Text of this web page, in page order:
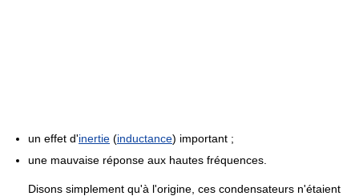
un effet d'inertie (inductance) important ;
une mauvaise réponse aux hautes fréquences.
Disons simplement qu'à l'origine, ces condensateurs n'étaient